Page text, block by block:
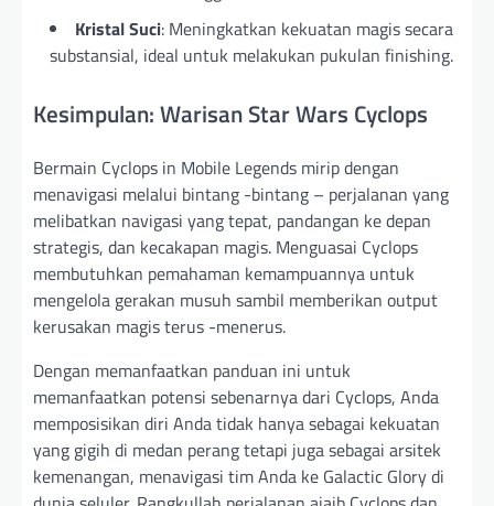
Kristal Suci: Meningkatkan kekuatan magis secara
substansial, ideal untuk melakukan pukulan finishing.
Kesimpulan: Warisan Star Wars Cyclops
Bermain Cyclops in Mobile Legends mirip dengan
menavigasi melalui bintang -bintang – perjalanan yang
melibatkan navigasi yang tepat, pandangan ke depan
strategis, dan kecakapan magis. Menguasai Cyclops
membutuhkan pemahaman kemampuannya untuk
mengelola gerakan musuh sambil memberikan output
kerusakan magis terus -menerus.
Dengan memanfaatkan panduan ini untuk
memanfaatkan potensi sebenarnya dari Cyclops, Anda
memposisikan diri Anda tidak hanya sebagai kekuatan
yang gigih di medan perang tetapi juga sebagai arsitek
kemenangan, menavigasi tim Anda ke Galactic Glory di